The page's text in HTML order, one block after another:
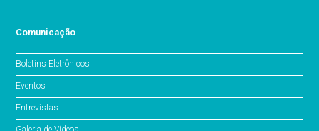
Comunicação
Boletins Eletrônicos
Eventos
Entrevistas